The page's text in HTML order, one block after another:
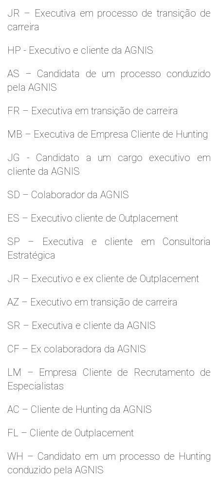
JR – Executiva em processo de transição de
carreira
HP - Executivo e cliente da AGNIS
AS – Candidata de um processo conduzido
pela AGNIS
FR – Executiva em transição de carreira
MB – Executiva de Empresa Cliente de Hunting
JG - Candidato a um cargo executivo em
cliente da AGNIS
SD – Colaborador da AGNIS
ES – Executivo cliente de Outplacement
SP – Executiva e cliente em Consultoria
Estratégica
JR – Executivo e ex cliente de Outplacement
AZ – Executivo em transição de carreira
SR – Executiva e cliente da AGNIS
CF – Ex colaboradora da AGNIS
LM – Empresa Cliente de Recrutamento de
Especialistas
AC – Cliente de Hunting da AGNIS
FL – Cliente de Outplacement
WH – Candidato em um processo de Hunting
conduzido pela AGNIS